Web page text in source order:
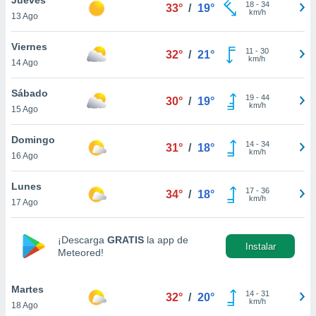
en
más
nuestra
de
aceptar
de
13 Ago
33° / 19° 18- 34
km/h
Viernes
14 Ago
32° / 21° 11 - 30
km/h
Sábado
15 Ago
30° / 19° 19- 44
km/h
Domingo
16 Ago
31° / 18° 14- 34
km/h
Lunes
17 Ago
34° / 18° 17- 36
km/h
¡Descarga GRATIS la app de
Meteored!
Instalar
Martes
18 Ago
32° / 20° 14- 31
km/h